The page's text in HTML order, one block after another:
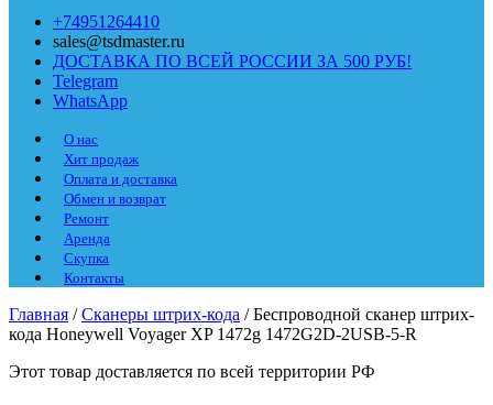
+74951264410
sales@tsdmaster.ru
ДОСТАВКА ПО ВСЕЙ РОССИИ ЗА 500 РУБ!
Telegram
WhatsApp
О нас
Хит продаж
Оплата и доставка
Обмен и возврат
Ремонт
Аренда
Скупка
Контакты
Главная /Сканеры штрих-кода / Беспроводной сканер штрих-
кода Honeywell Voyager XP 1472g 1472G2D-2USB-5-R
Этот товар доставляется по всей территории РФ